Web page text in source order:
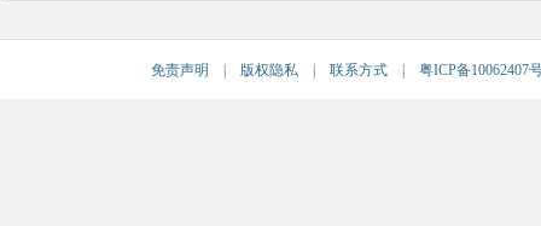
免责声明 版权隐私 联系方式 粤ICP备10062407